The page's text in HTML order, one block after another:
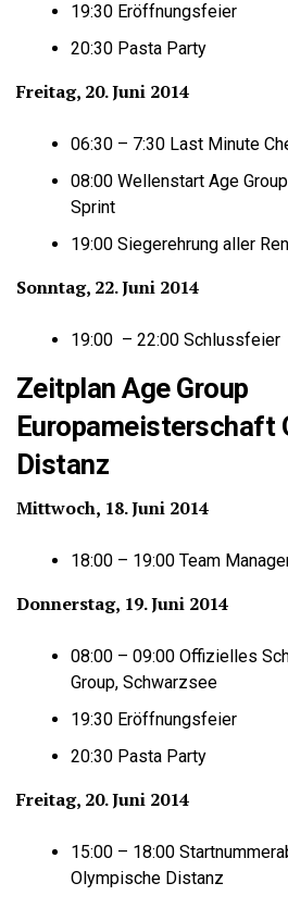
19:30 Eröffnungsfeier
20:30 Pasta Party
Freitag, 20. Juni 2014
06:30 – 7:30 Last Minute
08:00 Wellenstart Age
Sprint
19:00 Siegerehrung aller
Sonntag, 22. Juni 2014
19:00 – 22:00 Schlussfeier
Zeitplan Age Group
Europameisterschaft
Distanz
Mittwoch, 18. Juni 2014
18:00 – 19:00 Team
Donnerstag, 19. Juni 2014
08:00 – 09:00 Offizielles
Group, Schwarzsee
19:30 Eröffnungsfeier
20:30 Pasta Party
Freitag, 20. Juni 2014
15:00 – 18:00
Olympische Distanz